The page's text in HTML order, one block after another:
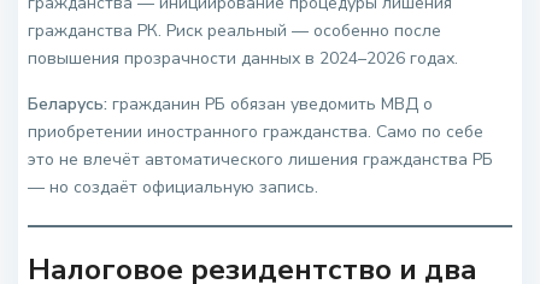
гражданства РК. Риск реальный — особенно после
повышения прозрачности данных в 2024–2026 годах.
Беларусь: гражданин РБ обязан уведомить МВД о
приобретении иностранного гражданства. Само по себе
это не влечёт автоматического лишения гражданства РБ
— но создаёт официальную запись.
Налоговое резидентство и два